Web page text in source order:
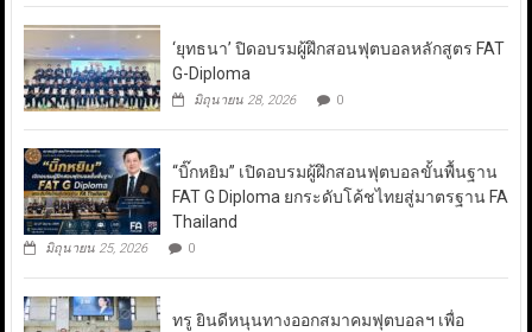
‘ยุทธนา’ ปิดอบรมผู้ฝึกสอนฟุตบอลหลักสูตร FAT
G-Diploma
มิถุนายน 28, 2026 0
“บิ๊กหยิม” เปิดอบรมผู้ฝึกสอนฟุตบอลขั้นพื้นฐาน
FAT G Diploma ยกระดับโค้ชไทยสู่มาตรฐาน FA
Thailand
มิถุนายน 25, 2026 0
ทรู ยินดีหนุนทางออกสมาคมฟุตบอลฯ เพื่อ